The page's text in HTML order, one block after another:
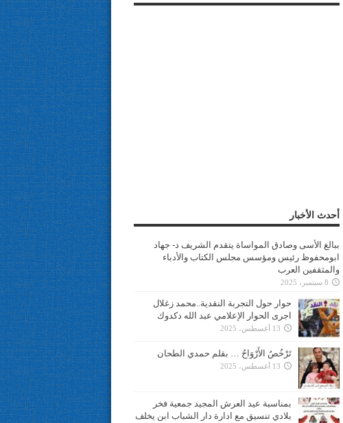
أحدث الأخبار
ببالغ الأسى وصادق المواساة يتقدم الشريف د- جهاد
ابومحفوظ رئيس ومؤسس مجلس الكتاب والأدباء
والمثقفين العرب
8 سبتمبر، 2025
حوار حول التجربة النقدية..محمد زغلال
اجرى الحوار الإعلامي عبد الله دكدوك
13 أغسطس، 2025
تَرْخُصُ الأَرْوَاحُ … بقلم حمدي الطحان
13 أغسطس، 2025
بمناسبة عيد العرش المجيد جمعية فخر
بلادي تنسيق مع ادارة دار الشباب ابن يخلف